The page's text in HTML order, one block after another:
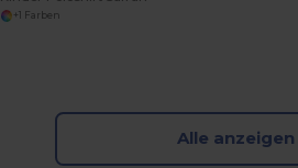
+1 Farben
Alle anzeigen